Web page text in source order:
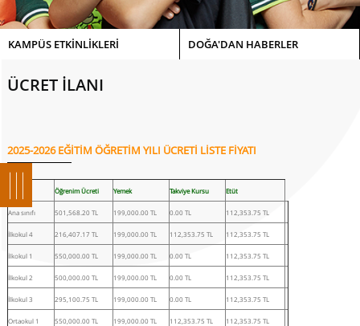
KAMPÜS ETKİNLİKLERİ DOĞA'DAN HABERLER
ÜCRET İLANI
2025-2026 EĞİTİM ÖĞRETİM YILI ÜCRETİ LİSTE FİYATI
Öğrenim Ücreti Yemek Takviye Kursu Etüt
Ana sınıfı 501,568.20 TL 199,000.00 TL 0.00 TL 112,353.75 TL
İlkokul 4 216,407.17 TL 199,000.00 TL 112,353.75 TL 112,353.75 TL
İlkokul 1 550,000.00 TL 199,000.00 TL 0.00 TL 112,353.75 TL
İlkokul 2 500,000.00 TL 199,000.00 TL 0.00 TL 112,353.75 TL
İlkokul 3 295,100.75 TL 199,000.00 TL 0.00 TL 112,353.75 TL
Ortaokul 1 550,000.00 TL 199,000.00 TL 112,353.75 TL 112,353.75 TL